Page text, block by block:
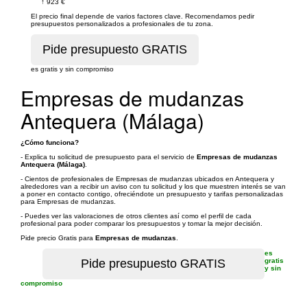
↑ 923 €
El precio final depende de varios factores clave. Recomendamos pedir
presupuestos personalizados a profesionales de tu zona.
es gratis y sin compromiso
Empresas de mudanzas
Antequera (Málaga)
¿Cómo funciona?
- Explica tu solicitud de presupuesto para el servicio de Empresas de mudanzas
Antequera (Málaga)
- Cientos de profesionales de Empresas de mudanzas ubicados en Antequera y
alrededores van a recibir un aviso con tu solicitud y los que muestren interés se van
a poner en contacto contigo, ofreciéndote un presupuesto y tarifas personalizadas
para Empresas de mudanzas.
- Puedes ver las valoraciones de otros clientes así como el perfil de cada
profesional para poder comparar los presupuestos y tomar la mejor decisión.
Pide precio Gratis para Empresas de mudanzas
es
gratis
y sin
compromiso